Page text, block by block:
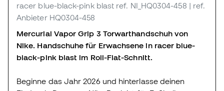
racer blue-black-pink blast ref. NI_HQ0304-458 | ref.
Anbieter HQ0304-458
Mercurial Vapor Grip 3 Torwarthandschuh von
Nike. Handschuhe für Erwachsene in racer blue-
black-pink blast im Roll-Flat-Schnitt.
Beginne das Jahr 2026 und hinterlasse deinen